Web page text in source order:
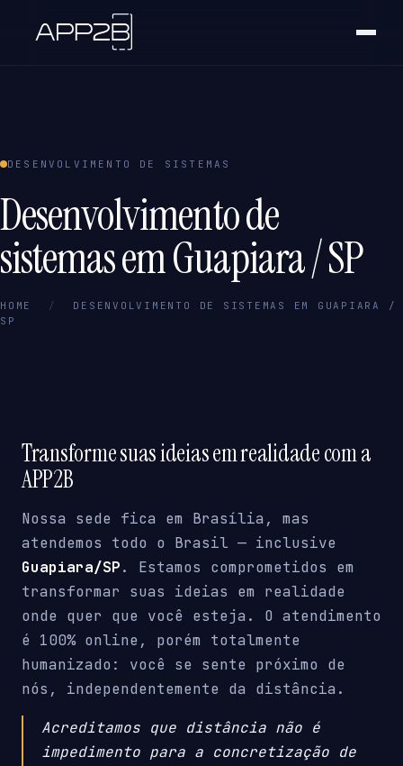
DESENVOLVIMENTO DE SISTEMAS
Desenvolvimento de
sistemas em Guapiara / SP
HOME /
DESENVOLVIMENTO DE SISTEMAS EM GUAPIARA /
SP
Transforme suas ideias em realidade com a
APP2B
Nossa sede fica em Brasília, mas
atendemos todo o Brasil — inclusive
Guapiara/SP. Estamos comprometidos em
transformar suas ideias em realidade
onde quer que você esteja. O atendimento
é 100% online, porém totalmente
humanizado: você se sente próximo de
nós, independentemente da distância.
Acreditamos que distância não é
impedimento para a concretização de